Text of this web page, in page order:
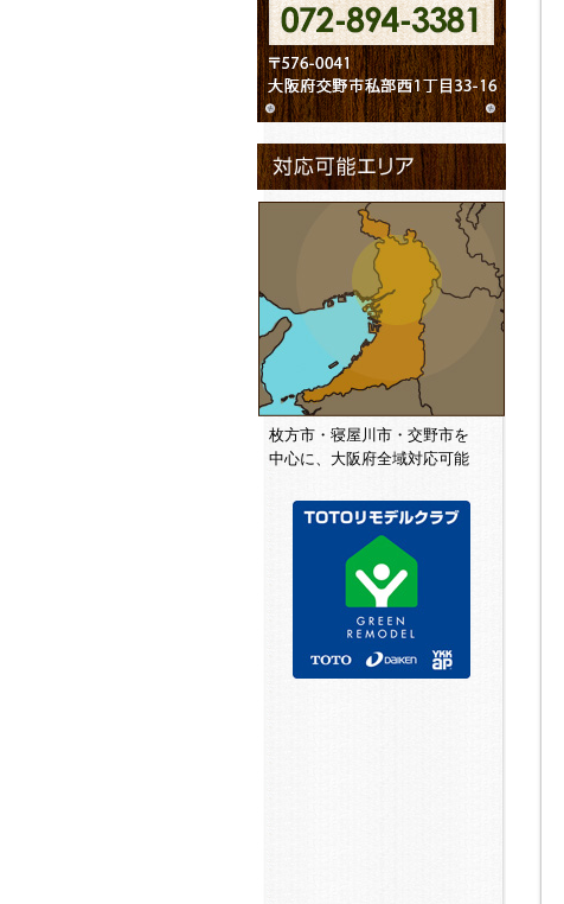
枚方市・寝屋川市・交野市を
中心に、大阪府全域対応可能